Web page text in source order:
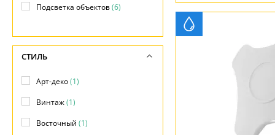
Подсветка объектов(6)
СТИЛЬ
Арт-деко(1)
Винтаж(1)
Восточный (1)